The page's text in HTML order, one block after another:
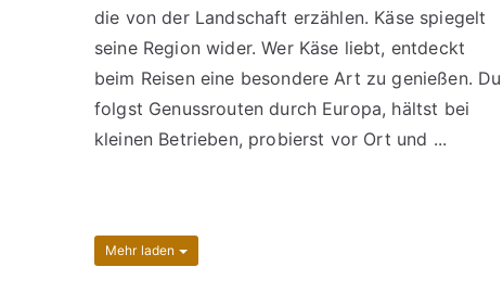
die von der Landschaft erzählen. Käse spiegelt
seine Region wider. Wer Käse liebt, entdeckt
beim Reisen eine besondere Art zu genießen. Du
folgst Genussrouten durch Europa, hältst bei
kleinen Betrieben, probierst vor Ort und ...
Mehr laden